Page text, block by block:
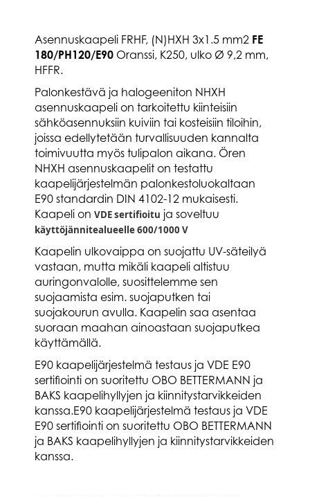
Asennuskaapeli FRHF, (N)HXH 3x1.5 mm2 FE
180/PH120/E90 Oranssi, K250, ulko Ø 9,2 mm,
HFFR.
Palonkestävä ja halogeeniton NHXH
asennuskaapeli on tarkoitettu kiinteisiin
sähköasennuksiin kuiviin tai kosteisiin tiloihin,
joissa edellytetään turvallisuuden kannalta
toimivuutta myös tulipalon aikana. Ören
NHXH asennuskaapelit on testattu
kaapelijärjestelmän palonkestoluokaltaan
E90 standardin DIN 4102-12 mukaisesti.
Kaapeli on VDE sertifioitu ja soveltuu
käyttöjännitealueelle 600/1000 V
Kaapelin ulkovaippa on suojattu UV-säteilyä
vastaan, mutta mikäli kaapeli altistuu
auringonvalolle, suosittelemme sen
suojaamista esim. suojaputken tai
suojakourun avulla. Kaapelin saa asentaa
suoraan maahan ainoastaan suojaputkea
käyttämällä.
E90 kaapelijärjestelmä testaus ja VDE E90
sertifiointi on suoritettu OBO BETTERMANN ja
BAKS kaapelihyllyjen ja kiinnitystarvikkeiden
kanssa.E90 kaapelijärjestelmä testaus ja VDE
E90 sertifiointi on suoritettu OBO BETTERMANN
ja BAKS kaapelihyllyjen ja kiinnitystarvikkeiden
kanssa.